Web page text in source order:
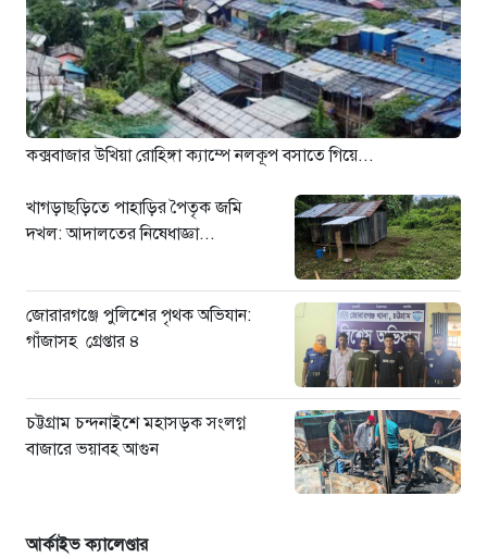
বাংলাদেশী শ্রমিকের মৃত্যু
৪ ঘণ্টা আগে
মগবাজারে বেপরোয়া লরির থাবায় ঝরল
দুই মোটরসাইকেল আরোহীর প্রাণ
৪ ঘণ্টা আগে
৬.২০ শতাংশ
কক্সবাজার উখিয়া রোহিঙ্গা ক্যাম্পে নলকূপ বসাতে গিয়ে...
খাগড়াছড়িতে পাহাড়ির পৈতৃক জমি
দখল: আদালতের নিষেধাজ্ঞা...
জোরারগঞ্জে পুলিশের পৃথক অভিযান:
গাঁজাসহ গ্রেপ্তার ৪
চট্টগ্রাম চন্দনাইশে মহাসড়ক সংলগ্ন
বাজারে ভয়াবহ আগুন
আর্কাইভ ক্যালেণ্ডার